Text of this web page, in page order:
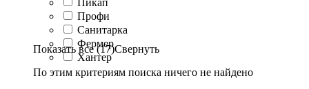
Профи
Санитарка
Фермер
Хантер
Показать все (17)Свернуть
По этим критериям поиска ничего не найдено